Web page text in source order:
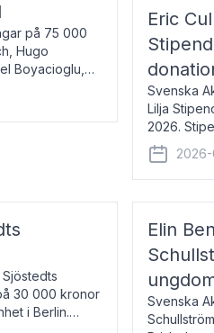
på 75 000
Hugo
Boyacioglu,
Eric
Svenska
Lilja
2026.
född
30 000 kronor
i Berlin.
Elin
Svenska